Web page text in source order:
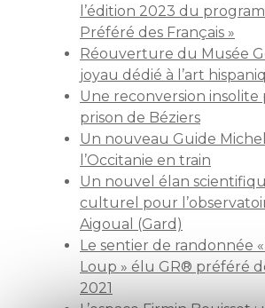
l’édition 2023 du
Préféré des Français »
Réouverture du Musée
joyau dédié à l’art
Une reconversion insolite
prison de Béziers
Un nouveau Guide
l’Occitanie en train
Un nouvel élan
culturel pour
Aigoual (Gard)
Le sentier de randonnée
Loup » élu GR® préféré
2021